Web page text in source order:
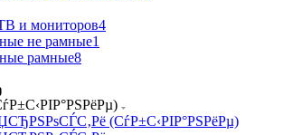
и мониторов4
не рамные1
рамные8
(СѓР±С‹РІР°РЅРёРµ)